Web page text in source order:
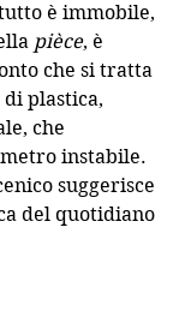
è immobile,
pièce, è
che si tratta
plastica,
che
instabile.
suggerisce
del quotidiano